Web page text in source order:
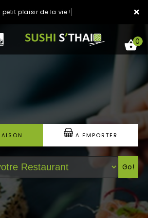
×
petit plaisir de la vie !
0
A EMPORTER
Go!